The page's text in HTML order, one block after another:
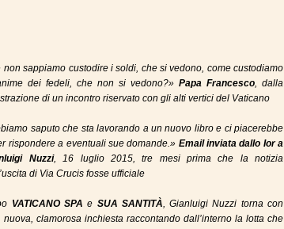
non sappiamo custodire i soldi, che si vedono, come custodiamo
dei fedeli, che non si vedono?»Papa Francesco, dalla
di un incontro riservato con gli alti vertici del Vaticano
saputo che sta lavorando a un nuovo libro e ci piacerebbe
rispondere a eventuali sue domande.» Email inviata dallo Ior a
Nuzzi, 16 luglio 2015, tre mesi prima che la notizia
di Via Crucis fosse ufficiale
VATICANO SPA e SUA SANTITÀ, Gianluigi Nuzzi torna con
nuova, clamorosa inchiesta raccontando dall’interno la lotta che